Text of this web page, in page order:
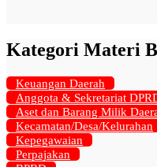
Kategori Materi
Keuangan Daerah
Anggota & Sekretariat
Aset dan Barang Milik
Kecamatan/Desa/Kelurahan
Kepegawaian
Perpajakan